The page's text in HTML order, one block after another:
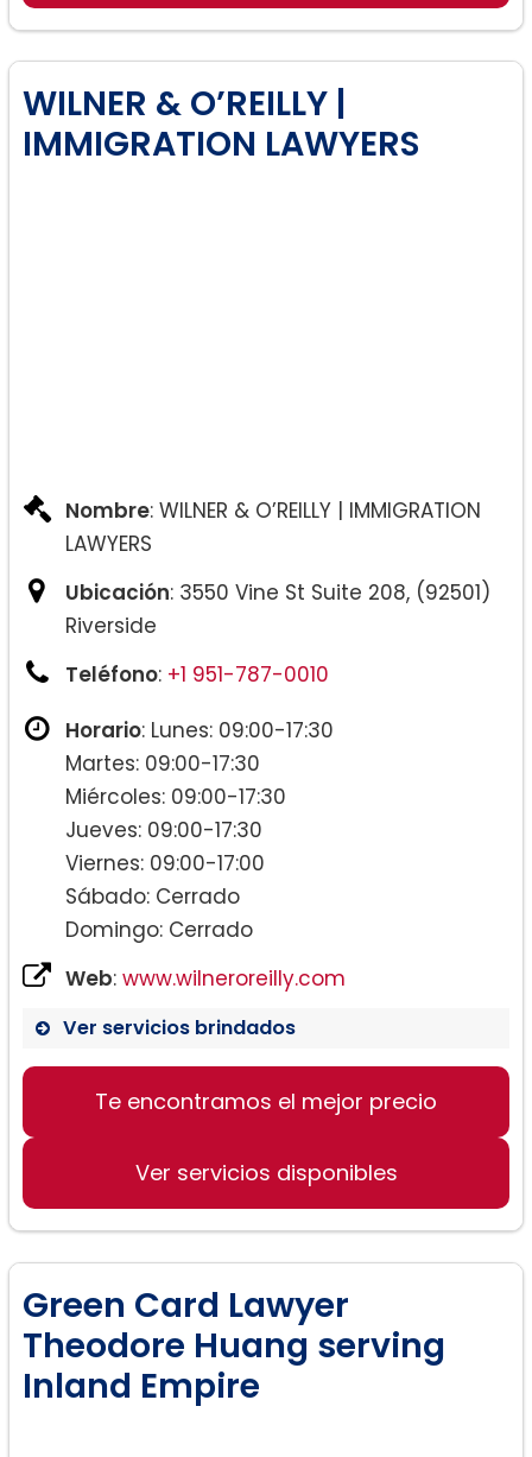
WILNER & O’REILLY |
IMMIGRATION LAWYERS
Nombre: WILNER & O’REILLY | IMMIGRATION
LAWYERS
Ubicación: 3550 Vine St Suite 208, (92501)
Riverside
Teléfono: +1 951-787-0010
Horario: Lunes: 09:00-17:30
Martes: 09:00-17:30
Miércoles: 09:00-17:30
Jueves: 09:00-17:30
Viernes: 09:00-17:00
Sábado: Cerrado
Domingo: Cerrado
Web: www.wilneroreilly.com
Ver servicios brindados
Te encontramos el mejor precio
Ver servicios disponibles
Green Card Lawyer
Theodore Huang serving
Inland Empire